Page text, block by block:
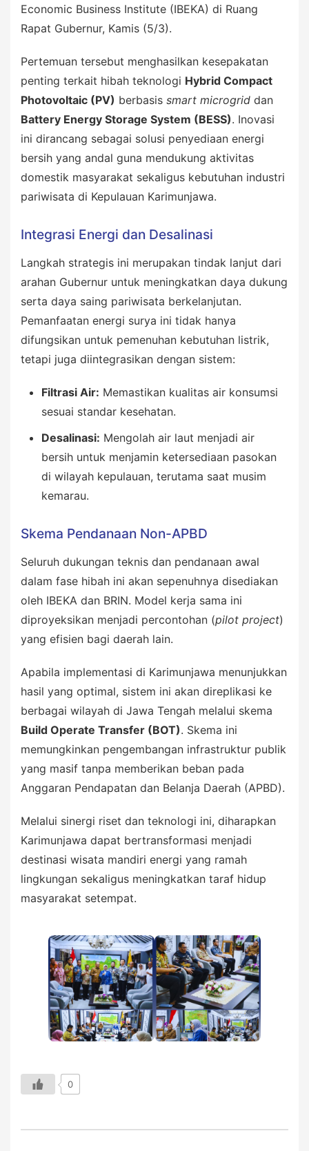
Economic Business Institute (IBEKA) di Ruang
Rapat Gubernur, Kamis (5/3).
Pertemuan tersebut menghasilkan kesepakatan
penting terkait hibah teknologi Hybrid Compact
Photovoltaic (PV) berbasis smart microgrid dan
Battery Energy Storage System (BESS). Inovasi
ini dirancang sebagai solusi penyediaan energi
bersih yang andal guna mendukung aktivitas
domestik masyarakat sekaligus kebutuhan industri
pariwisata di Kepulauan Karimunjawa.
Integrasi Energi dan Desalinasi
Langkah strategis ini merupakan tindak lanjut dari
arahan Gubernur untuk meningkatkan daya dukung
serta daya saing pariwisata berkelanjutan.
Pemanfaatan energi surya ini tidak hanya
difungsikan untuk pemenuhan kebutuhan listrik,
tetapi juga diintegrasikan dengan sistem:
Filtrasi Air: Memastikan kualitas air konsumsi
sesuai standar kesehatan.
Desalinasi: Mengolah air laut menjadi air
bersih untuk menjamin ketersediaan pasokan
di wilayah kepulauan, terutama saat musim
kemarau.
Skema Pendanaan Non-APBD
Seluruh dukungan teknis dan pendanaan awal
dalam fase hibah ini akan sepenuhnya disediakan
oleh IBEKA dan BRIN. Model kerja sama ini
diproyeksikan menjadi percontohan (pilot project)
yang efisien bagi daerah lain.
Apabila implementasi di Karimunjawa menunjukkan
hasil yang optimal, sistem ini akan direplikasi ke
berbagai wilayah di Jawa Tengah melalui skema
Build Operate Transfer (BOT). Skema ini
memungkinkan pengembangan infrastruktur publik
yang masif tanpa memberikan beban pada
Anggaran Pendapatan dan Belanja Daerah (APBD).
Melalui sinergi riset dan teknologi ini, diharapkan
Karimunjawa dapat bertransformasi menjadi
destinasi wisata mandiri energi yang ramah
lingkungan sekaligus meningkatkan taraf hidup
masyarakat setempat.
0